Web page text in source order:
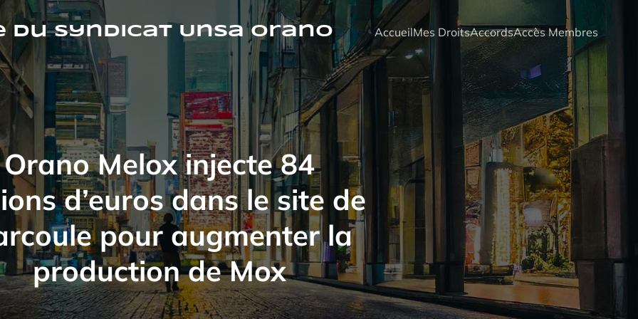
du syndicat Unsa orano AccueilMes DroitsAccordsAccès Membres
Orano Melox injecte 84
d’euros dans le site de
pour augmenter la
production de Mox